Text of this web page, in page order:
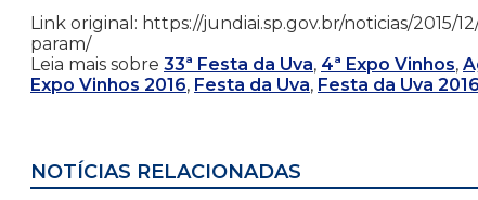
Link original: https://jundiai.sp.gov.br/noticias/2015/
param/
Leia mais sobre 33ª Festa da Uva, 4ª Expo Vinhos,
Expo Vinhos 2016, Festa da Uva, Festa da Uva 2016
NOTÍCIAS RELACIONADAS